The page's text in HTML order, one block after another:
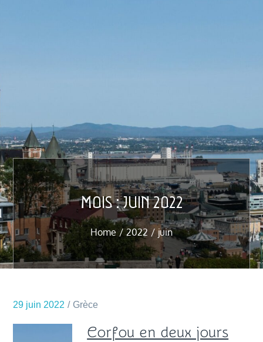
MOIS :JUIN 2022
Home 2022 juin
29 juin 2022 Grèce
Corfou en deux jours